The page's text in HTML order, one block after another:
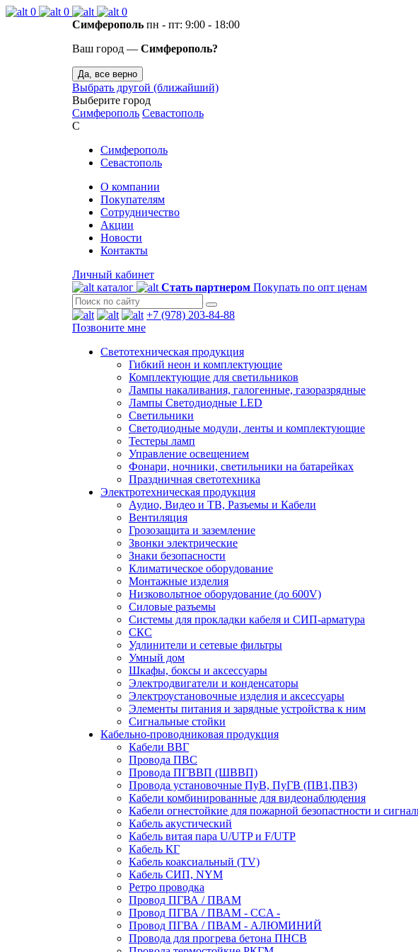
0 0
0
Симферополь пн - пт: 9:00 - 18:00
Ваш город — Симферополь?
Да, все верно
Выбрать другой (ближайший)
Выберите город
Симферополь Севастополь
С
Симферополь
Севастополь
О компании
Покупателям
Сотрудничество
Акции
Новости
Контакты
Личный кабинет
каталог
Стать партнером Покупать по опт ценам
+7 (978) 203-84-88
Позвоните мне
Светотехническая продукция
Гибкий неон и комплектующие
Комплектующие для светильников
Лампы накаливания, галогенные, газоразрядные
Лампы Светодиодные LED
Светильники
Светодиодные модули, ленты и комплектующие
Тестеры ламп
Управление освещением
Фонари, ночники, светильники на батарейках
Праздничная светотехника
Электротехническая продукция
Аудио, Видео и ТВ, Разъемы и Кабели
Вентиляция
Грозозащита и заземление
Звонки электрические
Знаки безопасности
Климатическое оборудование
Монтажные изделия
Низковольтное оборудование (до 600V)
Силовые разъемы
Системы для прокладки кабеля и СИП-арматура
СКС
Удлинители и сетевые фильтры
Умный дом
Шкафы, боксы и аксессуары
Электродвигатели и конденсаторы
Электроустановочные изделия и аксессуары
Элементы питания и зарядные устройства к ним
Сигнальные стойки
Кабельно-проводниковая продукция
Кабели ВВГ
Провода ПВС
Провода ПГВВП (ШВВП)
Провода установочные ПуВ, ПуГВ (ПВ1,ПВ3)
Кабели комбинированные для видеонаблюдения
Кабели огнестойкие для пожарной безопастности и
Кабель акустический
Кабель витая пара U/UTP и F/UTP
Кабель КГ
Кабель коаксиальный (TV)
Кабель СИП, NYM
Ретро проводка
Провод ПГВА / ПВАМ
Провод ПГВА / ПВАМ - CCA -
Провод ПГВА / ПВАМ - АЛЮМИНИЙ
Провода для прогрева бетона ПНСВ